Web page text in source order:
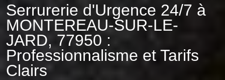
Serrurerie d'Urgence 24/7 à
MONTEREAU-SUR-LE-
JARD, 77950 :
Professionnalisme et Tarifs
Clairs